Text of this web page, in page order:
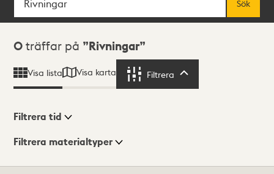
Sök
Sökresultat
0 träffar på Rivningar
Visa lista Visa karta Filtrera
Visningsläge
Filtrera tid
Filtrera materialtyper